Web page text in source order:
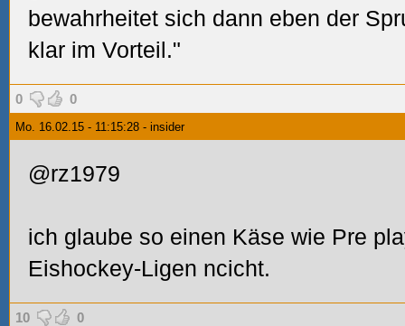
bewahrheitet sich dann eben der
klar im Vorteil."
0 0
Mo. 16.02.15 - 11:15:28 - insider
@rz1979
ich glaube so einen Käse wie Pre
Eishockey-Ligen ncicht.
10 0